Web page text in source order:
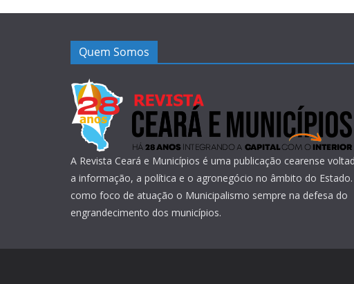
Quem Somos
A Revista Ceará e Municípios é uma publicação cearense
a informação, a política e o agronegócio no âmbito do
como foco de atuação o Municipalismo sempre na defesa do
engrandecimento dos municípios.